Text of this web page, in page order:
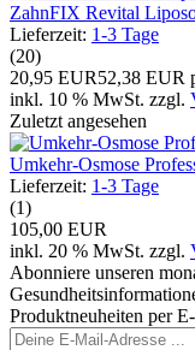
ZahnFIX Revital
Lieferzeit: 1-3 Tage
(20)
20,95 EUR52,38 EUR
inkl. 10 % MwSt. zzgl.
Zuletzt angesehen
Umkehr-Osmose
Lieferzeit: 1-3 Tage
(1)
105,00 EUR
inkl. 20 % MwSt. zzgl.
Abonniere unseren
Produktneuheiten per